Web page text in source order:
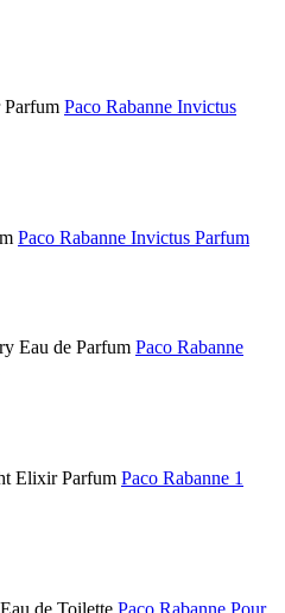
Paco Rabanne Invictus
Paco Rabanne Invictus Parfum
Paco Rabanne
Paco Rabanne 1
Paco Rabanne Pour